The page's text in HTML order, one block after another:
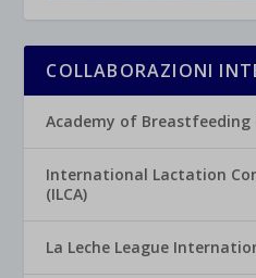
COLLABORAZIONI
Academy of Breastfeeding
International Lactation
(ILCA)
La Leche League